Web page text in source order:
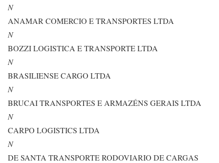
N
ANAMAR COMERCIO E TRANSPORTES LTDA
N
BOZZI LOGISTICA E TRANSPORTE LTDA
N
BRASILIENSE CARGO LTDA
N
BRUCAI TRANSPORTES E ARMAZÉNS GERAIS LTDA
N
CARPO LOGISTICS LTDA
N
DE SANTA TRANSPORTE RODOVIARIO DE CARGAS